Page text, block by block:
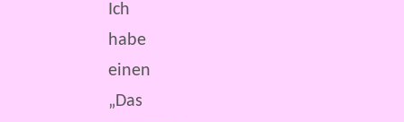
Ich
habe
einen
„Das